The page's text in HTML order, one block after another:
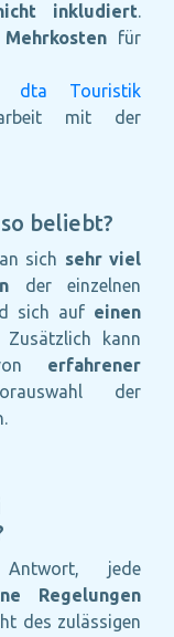
inkludiert.
Mehrkosten für
dta Touristik
mit der
beliebt?
sich sehr viel
der einzelnen
sich auf einen
Zusätzlich kann
erfahrener
der
jede
Regelungen
des zulässigen